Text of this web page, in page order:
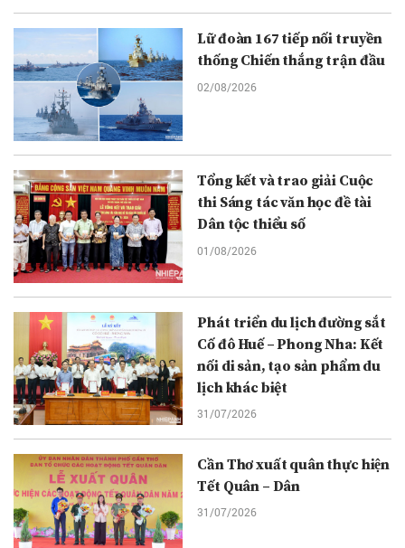
Lữ đoàn 167 tiếp nối truyền
thống Chiến thắng trận đầu
02/08/2026
Tổng kết và trao giải Cuộc
thi Sáng tác văn học đề tài
Dân tộc thiểu số
01/08/2026
Phát triển du lịch đường sắt
Cố đô Huế – Phong Nha: Kết
nối di sản, tạo sản phẩm du
lịch khác biệt
31/07/2026
Cần Thơ xuất quân thực hiện
Tết Quân – Dân
31/07/2026